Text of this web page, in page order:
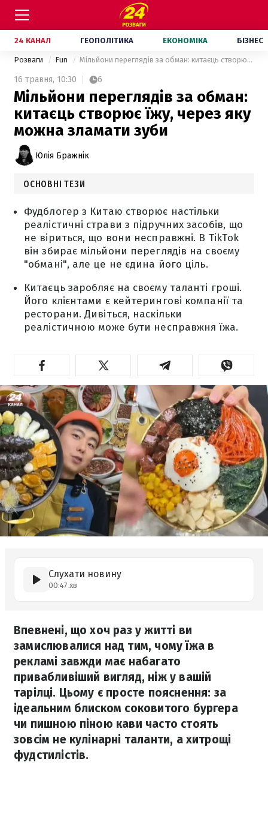
24 КАНАЛ ГЕОПОЛІТИКА ЕКОНОМІКА БІЗНЕС
Розваги Fun Мільйони переглядів за обман: китаєць створює їжу, через яку можна зламати зуби
16 травня, 10:30 6
Мільйони переглядів за обман:
китаєць створює їжу, через яку
можна зламати зуби
Юлія Бражнік
ОСНОВНІ ТЕЗИ
Фудблогер з Китаю створює настільки
реалістичні страви з підручних засобів, що
не віриться, що вони несправжні. В TikTok
він збирає мільйони переглядів на своєму
"обмані", але це не єдина його ціль.
Китаєць заробляє на своєму таланті гроші.
Його клієнтами є кейтерингові компанії та
ресторани. Дивіться, наскільки
реалістичною може бути несправжня їжа.
Слухати новину
00:47 хв
Впевнені, що хоч раз у житті ви
замислювалися над тим, чому їжа в
рекламі завжди має набагато
привабливіший вигляд, ніж у вашій
тарілці. Цьому є просте пояснення: за
ідеальним блиском соковитого бургера
чи пишною піною кави часто стоять
зовсім не кулінарні таланти, а хитрощі
фудстилістів.